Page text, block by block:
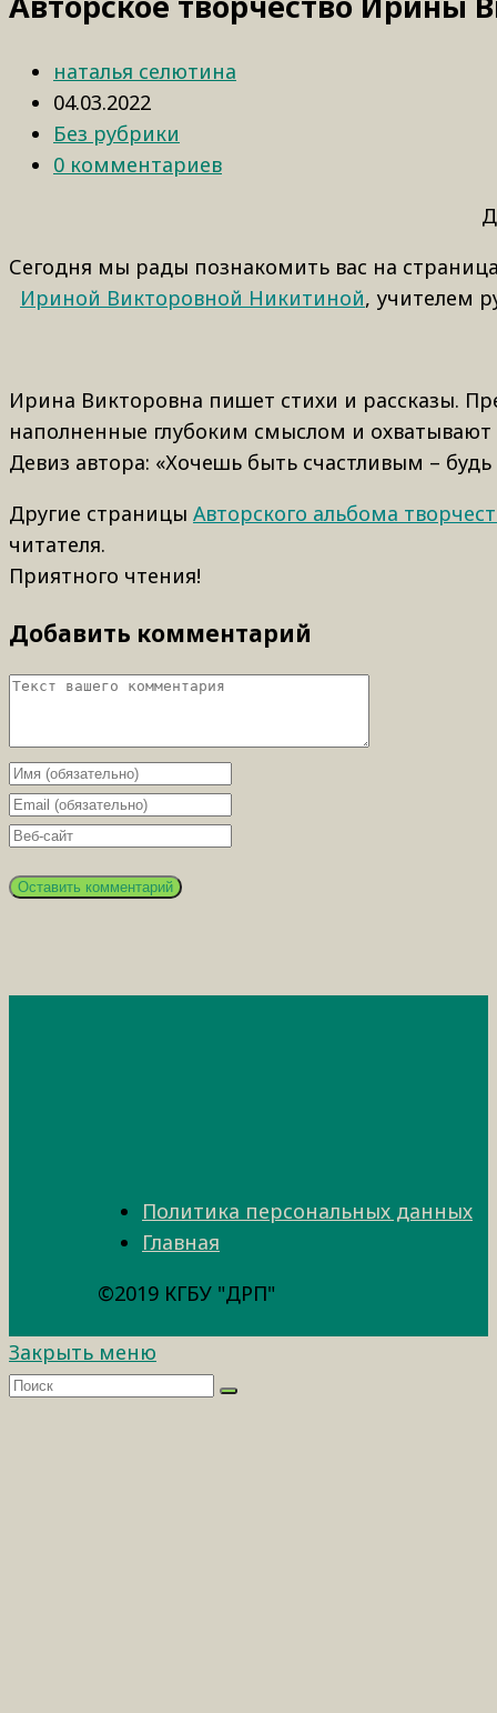
наталья селютина
04.03.2022
Без рубрики
0 комментариев
Сегодня мы рады познакомить вас на
Ириной Викторовной Никитиной, учителем
Ирина Викторовна пишет стихи и рассказы.
наполненные глубоким смыслом и охватывают
Девиз автора: «Хочешь быть счастливым –
Другие страницы Авторского альбома
читателя.
Приятного чтения!
Добавить комментарий
Политика персональных данных
Главная
©2019 КГБУ "ДРП"
Закрыть меню